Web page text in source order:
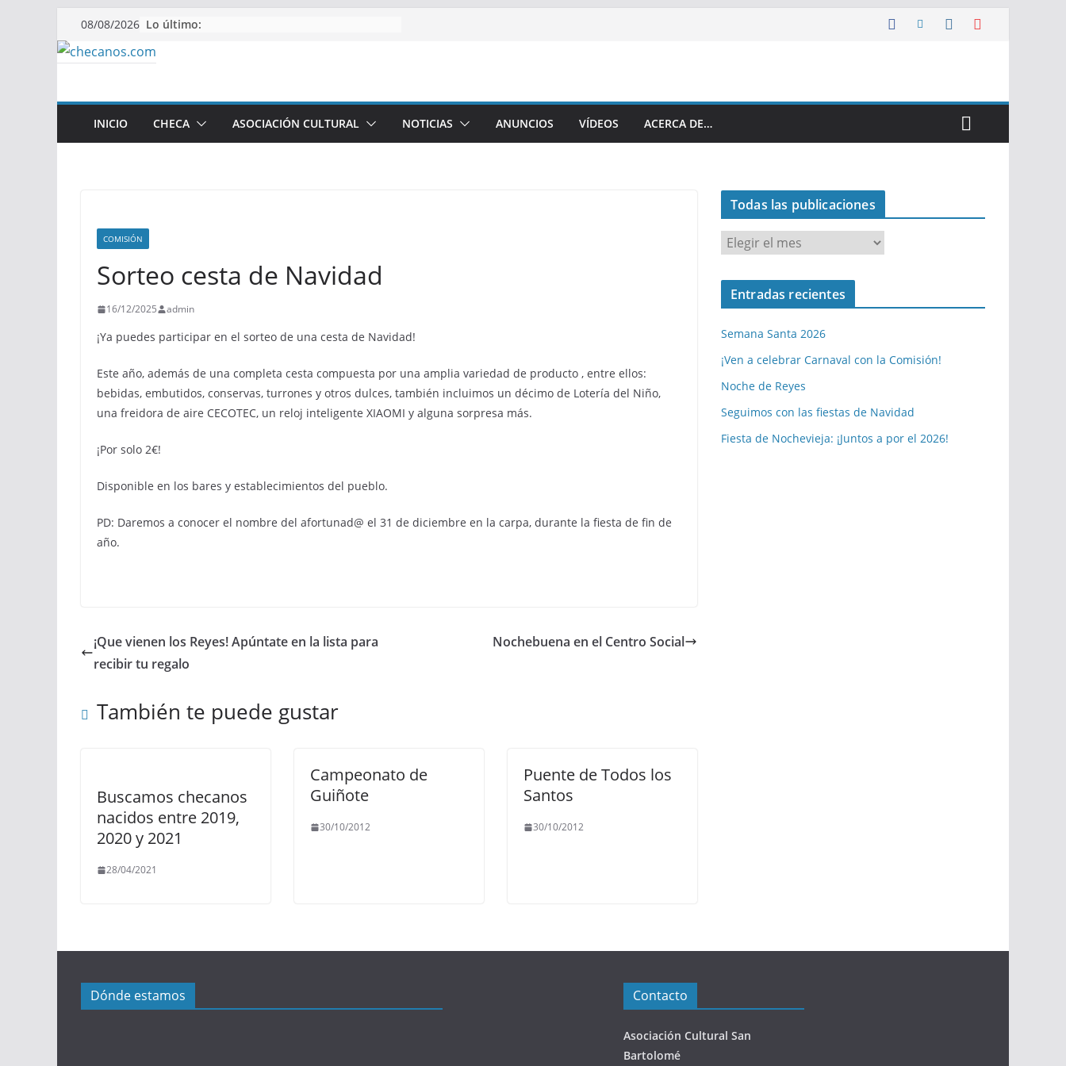
Saltar
al
contenido
08/08/2026 Lo último:
INICIO CHECA ASOCIACIÓN CULTURAL NOTICIAS ANUNCIOS VÍDEOS ACERCA DE…
COMISIÓN
Sorteo cesta de Navidad
16/12/2025 admin
¡Ya puedes participar en el sorteo de una cesta de Navidad!
Este año, además de una completa cesta compuesta por una amplia variedad de producto , entre ellos:
bebidas, embutidos, conservas, turrones y otros dulces, también incluimos un décimo de Lotería del Niño,
una freidora de aire CECOTEC, un reloj inteligente XIAOMI y alguna sorpresa más.
¡Por solo 2€!
Disponible en los bares y establecimientos del pueblo.
PD: Daremos a conocer el nombre del afortunad@ el 31 de diciembre en la carpa, durante la fiesta de fin de
año.
¡Que vienen los Reyes! Apúntate en la lista para
recibir tu regalo
Nochebuena en el Centro Social
También te puede gustar
Buscamos checanos
nacidos entre 2019,
2020 y 2021
28/04/2021
Campeonato de
Guiñote
30/10/2012
Puente de Todos los
Santos
30/10/2012
Todas las publicaciones
o
d
l
a
s
u
b
Entradas recientes
Semana Santa 2026
¡Ven a celebrar Carnaval con la Comisión!
Noche de Reyes
Seguimos con las fiestas de Navidad
Fiesta de Nochevieja: ¡Juntos a por el 2026!
Dónde estamos Contacto
Asociación Cultural San
Bartolomé